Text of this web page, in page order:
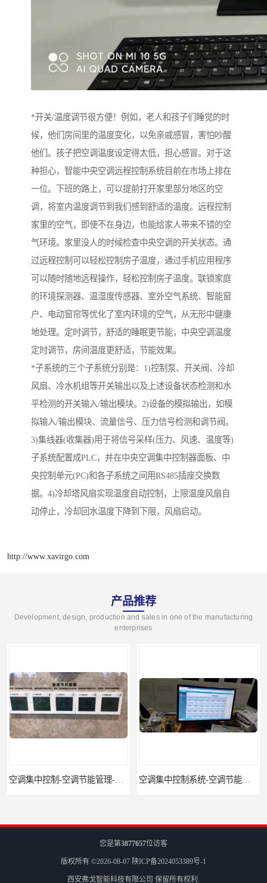
*开关/温度调节很方便！例如，老人和孩子们睡觉的时
候，他们房间里的温度变化，以免亲戚感冒，害怕吵醒
他们。孩子把空调温度设定得太低，担心感冒。对于这
种担心，智能中央空调远程控制系统目前在市场上排在
一位。下班的路上，可以提前打开家里部分地区的空
调，将室内温度调节到我们感到舒适的温度。远程控制
家里的空气，即使不在身边，也能给家人带来不错的空
气环境。家里没人的时候检查中央空调的开关状态。通
过远程控制可以轻松控制房子温度，通过手机应用程序
可以随时随地远程操作，轻松控制房子温度。联锁家庭
的环境探测器、温湿度传感器、室外空气系统、智能窗
户、电动窗帘等优化了室内环境的空气，从无形中健康
地处理。定时调节，舒适的睡眠更节能，中央空调温度
定时调节，房间温度更舒适，节能效果。
*子系统的三个子系统分别是：1)控制泵、开关阀、冷却
风扇、冷水机组等开关输出以及上述设备状态检测和水
平检测的开关输入/输出模块。2)设备的模拟输出，如模
拟输入/输出模块、流量信号、压力信号检测和调节阀。
3)集线器(收集器)用于将信号采样(压力、风速、温度等)
子系统配置成PLC，并在中央空调集中控制器面板、中
央控制单元(PC)和各子系统之间用RS485插座交换数
据。4)冷却塔风扇实现温度自动控制，上限温度风扇自
动停止，冷却回水温度下降到下限，风扇启动。
http://www.xavirgo.com
产品推荐
Development, design, production and sales in one of the manufacturing
enterprises
空调集中控制系统-空调节能管理-空调集中控制
您是第3877657位访客
版权所有 ©2026-08-07 陕ICP备2024053389号-1
西安弗戈智能科技有限公司 保留所有权利.